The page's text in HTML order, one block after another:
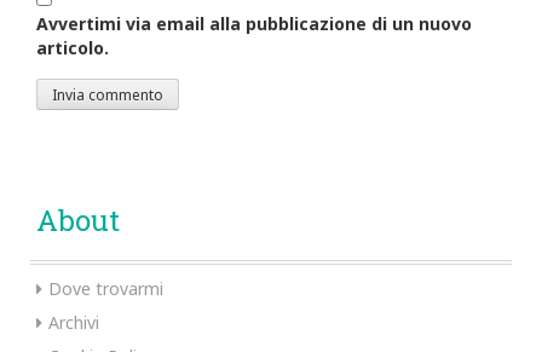
Avvertimi via email alla pubblicazione di un nuovo
articolo.
About
Dove trovarmi
Archivi